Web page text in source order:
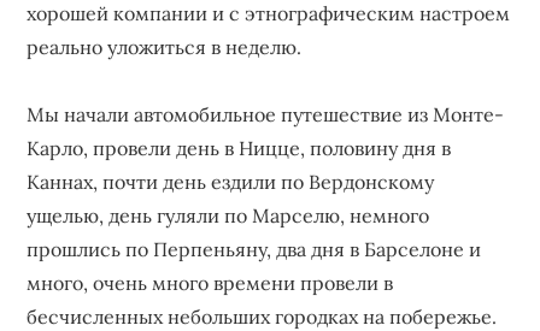
хорошей компании и с этнографическим настроем
реально уложиться в неделю.
Мы начали автомобильное путешествие из Монте-
Карло, провели день в Ницце, половину дня в
Каннах, почти день ездили по Вердонскому
ущелью, день гуляли по Марселю, немного
прошлись по Перпеньяну, два дня в Барселоне и
много, очень много времени провели в
бесчисленных небольших городках на побережье.